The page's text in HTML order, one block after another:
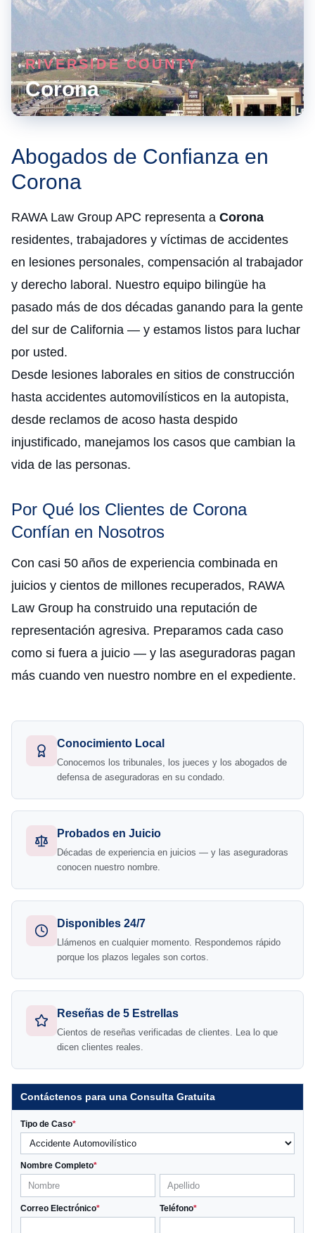
RIVERSIDE COUNTY
Corona
Abogados de Confianza en
Corona
RAWA Law Group APC representa a Corona
residentes, trabajadores y víctimas de accidentes
en lesiones personales, compensación al trabajador
y derecho laboral. Nuestro equipo bilingüe ha
pasado más de dos décadas ganando para la gente
del sur de California — y estamos listos para luchar
por usted.
Desde lesiones laborales en sitios de construcción
hasta accidentes automovilísticos en la autopista,
desde reclamos de acoso hasta despido
injustificado, manejamos los casos que cambian la
vida de las personas.
Por Qué los Clientes de Corona
Confían en Nosotros
Con casi 50 años de experiencia combinada en
juicios y cientos de millones recuperados, RAWA
Law Group ha construido una reputación de
representación agresiva. Preparamos cada caso
como si fuera a juicio — y las aseguradoras pagan
más cuando ven nuestro nombre en el expediente.
Conocimiento Local
Conocemos los tribunales, los jueces y los abogados de
defensa de aseguradoras en su condado.
Probados en Juicio
Décadas de experiencia en juicios — y las aseguradoras
conocen nuestro nombre.
Disponibles 24/7
Llámenos en cualquier momento. Respondemos rápido
porque los plazos legales son cortos.
Reseñas de 5 Estrellas
Cientos de reseñas verificadas de clientes. Lea lo que
dicen clientes reales.
Contáctenos para una Consulta Gratuita
Tipo de Caso*
Nombre Completo*
Correo Electrónico* Teléfono*